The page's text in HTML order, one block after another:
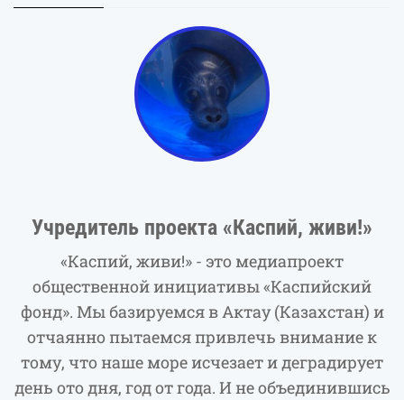
Учредитель проекта «Каспий, живи!»
«Каспий, живи!» - это медиапроект
общественной инициативы «Каспийский
фонд». Мы базируемся в Актау (Казахстан) и
отчаянно пытаемся привлечь внимание к
тому, что наше море исчезает и деградирует
день ото дня, год от года. И не объединившись